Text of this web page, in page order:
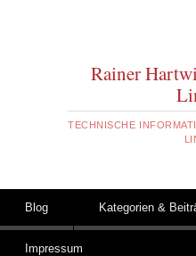
Rainer
TECHNISCHE
Hauptmenü
Zum Inhalt springen
Blog Kategorien &
Impressum